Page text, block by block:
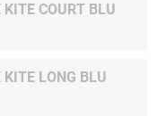
KITE COURT BLU
RESERVOIR RECHARGEABLE KITE LONG BLU